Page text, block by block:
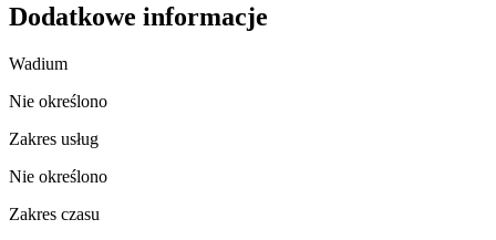
Dodatkowe informacje
Wadium
Nie określono
Zakres usług
Nie określono
Zakres czasu